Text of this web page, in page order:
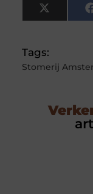
X
Tags:
Stomerij